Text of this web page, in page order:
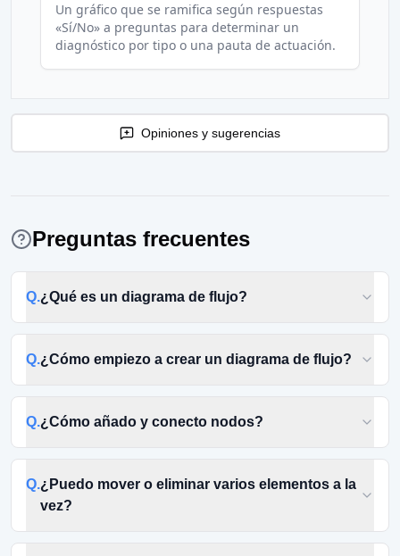
Un gráfico que se ramifica según respuestas
«Sí/No» a preguntas para determinar un
diagnóstico por tipo o una pauta de actuación.
Opiniones y sugerencias
Preguntas frecuentes
Q.¿Qué es un diagrama de flujo?
Q.¿Cómo empiezo a crear un diagrama de flujo?
Q.¿Cómo añado y conecto nodos?
Q.¿Puedo mover o eliminar varios elementos a la
vez?